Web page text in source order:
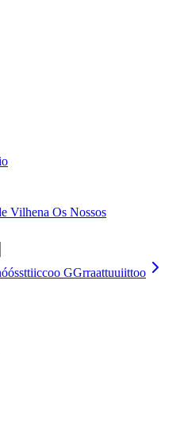
Vilhena Os Nossos
óóssttiiccoo GGrraattuuiittoo